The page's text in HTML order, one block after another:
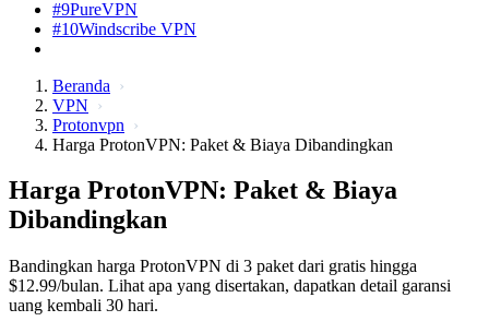
#9PureVPN
#10Windscribe VPN
Beranda
VPN
Protonvpn
Harga ProtonVPN: Paket & Biaya Dibandingkan
Harga ProtonVPN: Paket & Biaya
Dibandingkan
Bandingkan harga ProtonVPN di 3 paket dari gratis hingga
$12.99/bulan. Lihat apa yang disertakan, dapatkan detail garansi
uang kembali 30 hari.